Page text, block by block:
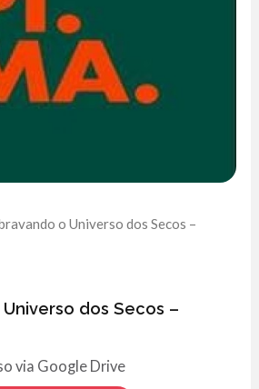
o Universo dos Secos –
dos Secos –
via Google Drive